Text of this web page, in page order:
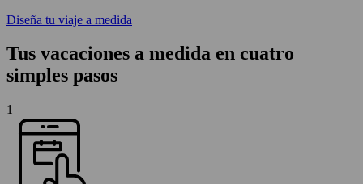
Diseña tu viaje a medida
Tus vacaciones a medida en cuatro
simples pasos
1